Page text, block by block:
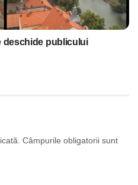
deschide publicului
Câmpurile obligatorii sunt